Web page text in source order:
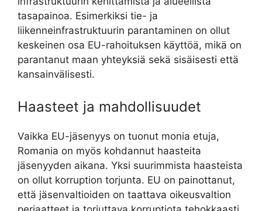
tasapainoa. Esimerkiksi tie- ja
liikenneinfrastruktuurin parantaminen on ollut
keskeinen osa EU-rahoituksen käyttöä, mikä on
parantanut maan yhteyksiä sekä sisäisesti että
kansainvälisesti.
Haasteet ja mahdollisuudet
Vaikka EU-jäsenyys on tuonut monia etuja,
Romania on myös kohdannut haasteita
jäsenyyden aikana. Yksi suurimmista haasteista
on ollut korruption torjunta. EU on painottanut,
että jäsenvaltioiden on taattava oikeusvaltion